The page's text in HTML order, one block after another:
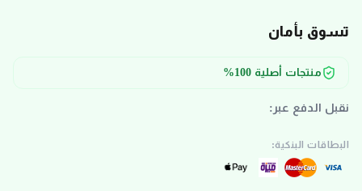
تسوق بأمان
منتجات أصلية 100%
نقبل الدفع عبر:
البطاقات البنكية: